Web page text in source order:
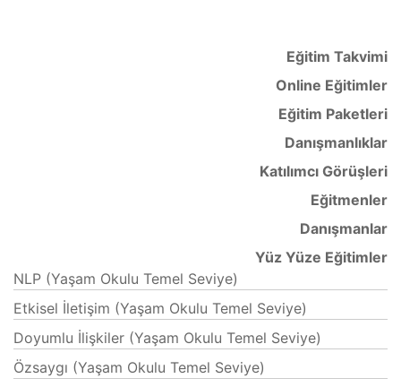
Eğitim Takvimi
Online Eğitimler
Eğitim Paketleri
Danışmanlıklar
Katılımcı Görüşleri
Eğitmenler
Danışmanlar
Yüz Yüze Eğitimler
NLP (Yaşam Okulu Temel Seviye)
Etkisel İletişim (Yaşam Okulu Temel Seviye)
Doyumlu İlişkiler (Yaşam Okulu Temel Seviye)
Özsaygı (Yaşam Okulu Temel Seviye)